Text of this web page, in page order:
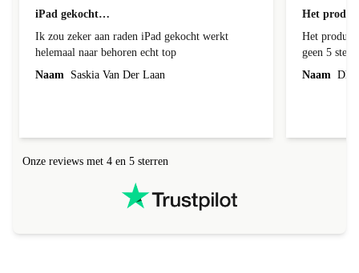
iPad gekocht…
Ik zou zeker aan raden iPad gekocht werkt
helemaal naar behoren echt top
Naam
Saskia Van Der Laan
Het
Het product
geen 5 sterren geef is de onduidelijke
Naam Dhr.
Onze reviews met 4 en 5 sterren